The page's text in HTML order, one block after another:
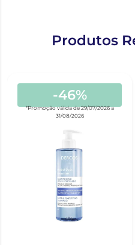
Produtos
-46%
*Promoção válida de 29/07/2026 a
31/08/2026